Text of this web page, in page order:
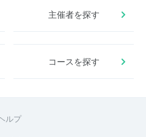
主催者を探す
コースを探す
ルプ